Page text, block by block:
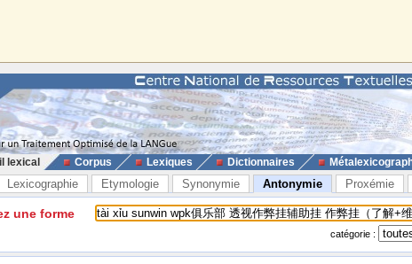
lexical Corpus Lexiques Dictionnaires
Lexicographie Etymologie Synonymie Antonymie Proxémie
une forme
catégorie :